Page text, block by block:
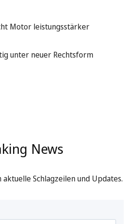
Motor leistungsstärker
unter neuer Rechtsform
News
Schlagzeilen und Updates.